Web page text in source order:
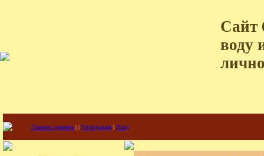
Сайт
воду
Главная страница | | Регистрация | Вход